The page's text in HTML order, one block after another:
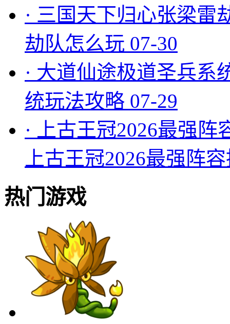
· 三国天下归心张梁雷
劫队怎么玩 07-30
· 大道仙途极道圣兵系
统玩法攻略 07-29
·
上古王冠2026最强
上古王冠2026最强阵
热门游戏